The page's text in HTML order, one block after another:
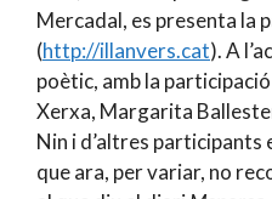
Mercadal, es presenta la
(http://illanvers.cat). A
poètic, amb la
Xerxa, Margarita
Nin i d’altres participants
que ara, per variar, no